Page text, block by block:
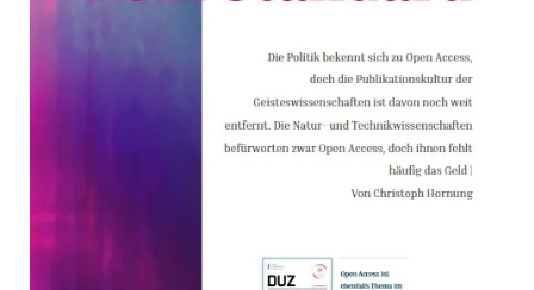
und
Technikwissenschaften